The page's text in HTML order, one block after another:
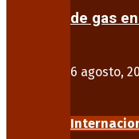
de gas
6 agosto,